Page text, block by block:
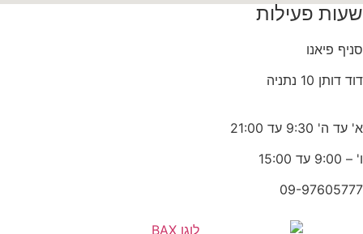
שעות פעילות
סניף פיאנו
דוד דותן 10 נתניה
א' עד ה' 9:30 עד 21:00
ו' – 9:00 עד 15:00
09-97605777